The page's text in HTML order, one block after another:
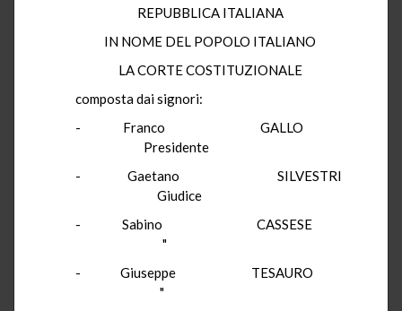
REPUBBLICA ITALIANA
IN NOME DEL POPOLO ITALIANO
LA CORTE COSTITUZIONALE
composta dai signori:
- Franco GALLO
Presidente
- Gaetano SILVESTRI
Giudice
- Sabino CASSESE
"
- Giuseppe TESAURO
"